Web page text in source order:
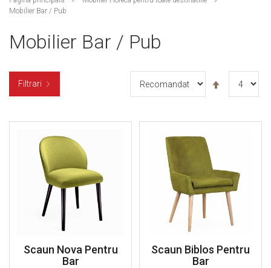
Mobilier Bar / Pub
Mobilier Bar / Pub
Filtrari
Setați
Scaun Nova Pentru
Bar
Scaun Biblos Pentru
Bar